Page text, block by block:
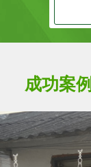
成功案例